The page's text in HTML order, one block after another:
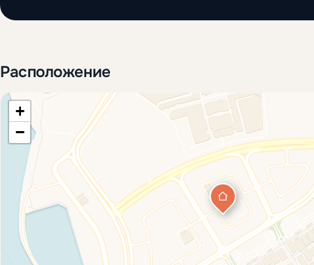
Расположение
+
−